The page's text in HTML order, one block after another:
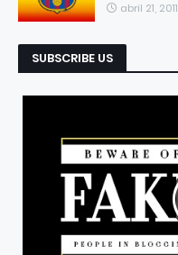
abril 21, 2011
SUBSCRIBE US